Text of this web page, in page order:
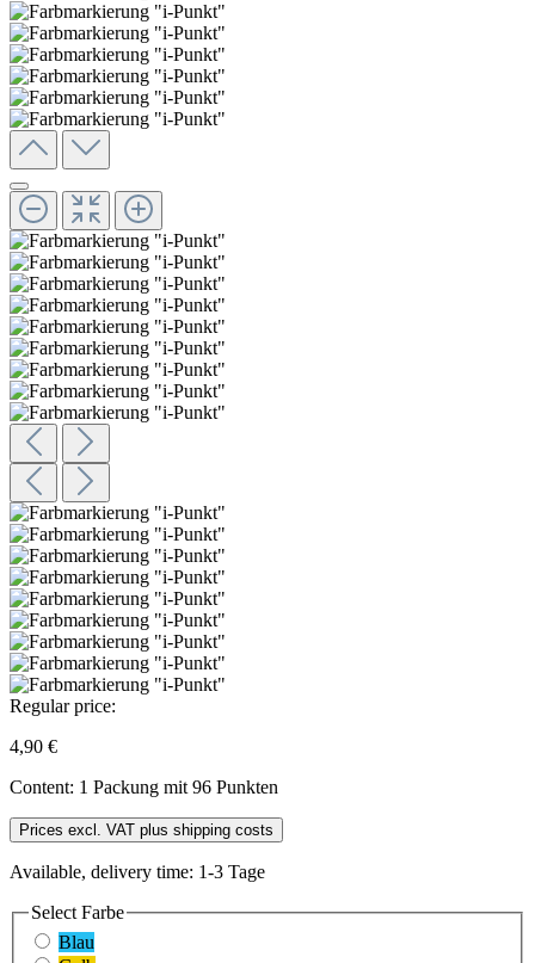
Regular price:
4,90 €
Content: 1 Packung mit 96 Punkten
Prices excl. VAT plus shipping costs
Available, delivery time: 1-3 Tage
Select Farbe
Blau